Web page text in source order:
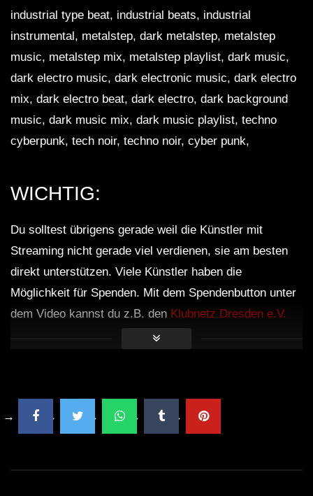
industrial type beat, industrial beats, industrial
instrumental, metalstep, dark metalstep, metalstep
music, metalstep mix, metalstep playlist, dark music,
dark electro music, dark electronic music, dark electro
mix, dark electro beat, dark electro, dark background
music, dark music mix, dark music playlist, techno
cyberpunk, tech noir, techno noir, cyber punk,
WICHTIG:
Du solltest übrigens gerade weil die Künstler mit
Streaming nicht gerade viel verdienen, sie am besten
direkt unterstützen. Viele Künstler haben die
Möglichkeit für Spenden. Mit dem Spendenbutton unter
dem Video kannst du z.B. den Klubnetz Dresden e.V.
unterstützen. Definitiv solltest Du Auftritte besuchen